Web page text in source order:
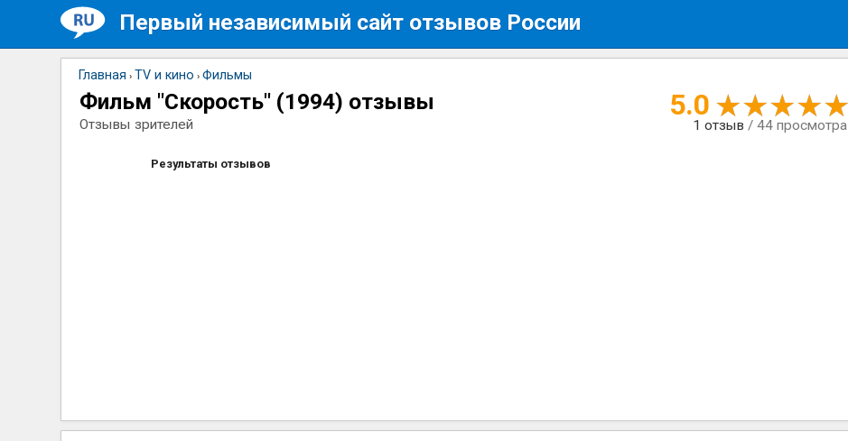
Первый независимый сайт отзывов России
Главная › TV и кино ›Фильмы
Фильм "Скорость" (1994) отзывы
Отзывы зрителей
5.0
1 отзыв/ 44 просмотра
Результаты отзывов